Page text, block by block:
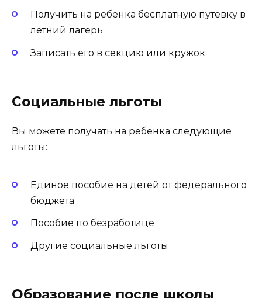
Получить на ребенка бесплатную путевку в
летний лагерь
Записать его в секцию или кружок
Социальные льготы
Вы можете получать на ребенка следующие
льготы:
Единое пособие на детей от федерального
бюджета
Пособие по безработице
Другие социальные льготы
Образование после школы